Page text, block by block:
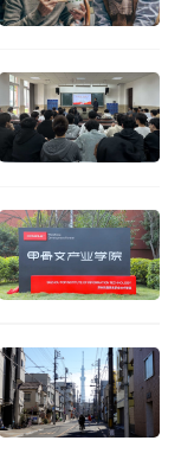
老服务”“健康
业生实行中
护理员。在
的不设专业
以上。
当前高职院